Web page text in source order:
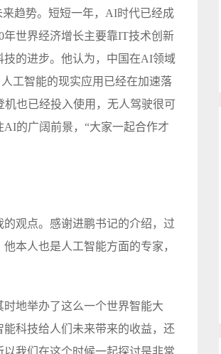
趋势。短短一年，AI时代已经成
世界经济增长主要靠IT技术创新
的进步。他认为，中国在AI领域
工智能的现实应用已经在加速落
也已经投入使用，无人驾驶很可
的广阔前景，“大家一起合作才
观点。感谢进鹏书记的介绍，过
本人也是人工智能方面的专家，
地举办了这么一个世界智能大
科技给人们未来带来的收益，还
我们在这个时候一起探讨是非常